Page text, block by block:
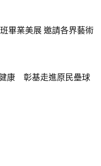
畢業美展 邀請各界藝術
康 彰基走進原民壘球